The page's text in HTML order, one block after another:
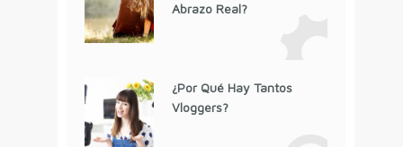
Abrazo Real?
¿Por Qué Hay Tantos
Vloggers?